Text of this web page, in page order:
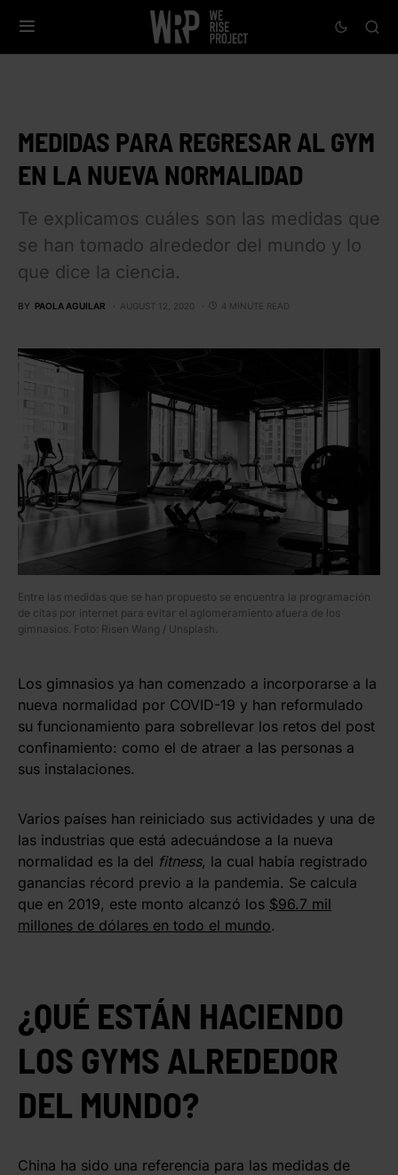
MEDIDAS PARA REGRESAR AL GYM
EN LA NUEVA NORMALIDAD
Te explicamos cuáles son las medidas que
se han tomado alrededor del mundo y lo
que dice la ciencia.
BY PAOLA AGUILAR AUGUST 12, 2020 4 MINUTE READ
Entre las medidas que se han propuesto se encuentra la programación
de citas por internet para evitar el aglomeramiento afuera de los
gimnasios. Foto: Risen Wang / Unsplash.
Los gimnasios ya han comenzado a incorporarse a la
nueva normalidad por COVID-19 y han reformulado
su funcionamiento para sobrellevar los retos del post
confinamiento: como el de atraer a las personas a
sus instalaciones.
Varios países han reiniciado sus actividades y una de
las industrias que está adecuándose a la nueva
normalidad es la del fitness, la cual había registrado
ganancias récord previo a la pandemia. Se calcula
que en 2019, este monto alcanzó los $96.7 mil
millones de dólares en todo el mundo.
¿QUÉ ESTÁN HACIENDO
LOS GYMS ALREDEDOR
DEL MUNDO?
China ha sido una referencia para las medidas de